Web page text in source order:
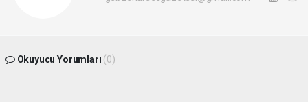
Okuyucu Yorumları (0)